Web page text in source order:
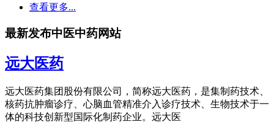
查看更多...
最新发布中医中药网站
远大医药
远大医药集团股份有限公司，简称远大医药，是集制药技术、
核药抗肿瘤诊疗、心脑血管精准介入诊疗技术、生物技术于一
体的科技创新型国际化制药企业。远大医